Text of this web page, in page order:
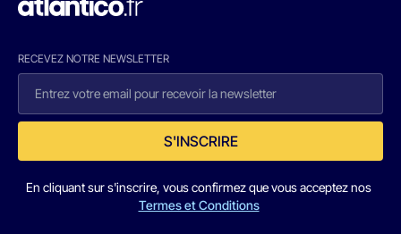
RECEVEZ NOTRE NEWSLETTER
S'INSCRIRE
En cliquant sur s'inscrire, vous confirmez que vous acceptez nos
Termes et Conditions